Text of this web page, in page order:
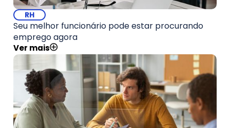
RH
Seu melhor funcionário pode estar procurando
emprego agora
Ver mais